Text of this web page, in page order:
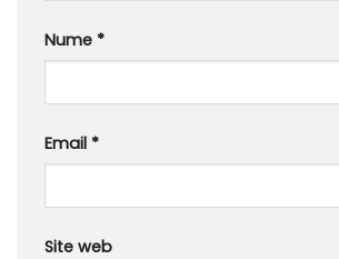
Nume *
Email *
Site web